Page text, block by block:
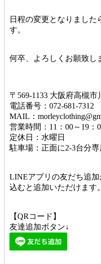
日程の変更となりました
す。
何卒、よろしくお願致し
〒569-1133 大阪府高槻市
電話番号：072-681-7312
MAIL：
営業時間：11：00～19：
定休日：水曜日
駐車場：正面に2-3台分専
LINEアプリの友だち追
込むと追加いただけます。
【QRコード】
友達追加ボタン↓